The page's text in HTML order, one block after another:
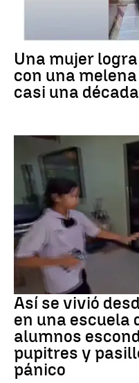
RÉCORD GUINNESS
Una mujer
con una
casi una
Así se vivió
en una escuela
alumnos
pupitres y
pánico